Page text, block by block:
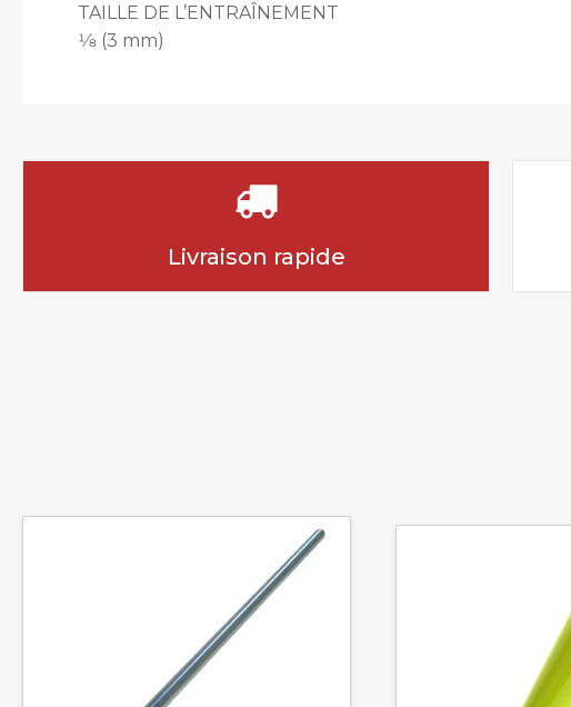
TAILLE DE L’ENTRAÎNEMENT
1⁄8 (3 mm)
Livraison rapide